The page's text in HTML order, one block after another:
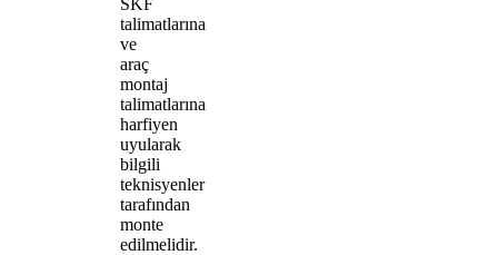
talimatlarına
ve
araç
montaj
talimatlarına
harfiyen
uyularak
bilgili
teknisyenler
tarafından
monte
edilmelidir.